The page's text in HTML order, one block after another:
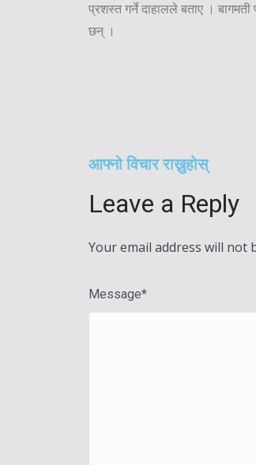
प्रशस्त गर्ने दाहालले बताए ।
छन् ।
आफ्नो विचार राख्नुहोस्
Leave a Reply
Your email address will not
Message*